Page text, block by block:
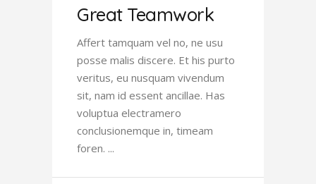
Great Teamwork
Affert tamquam vel no, ne usu
posse malis discere. Et his purto
veritus, eu nusquam vivendum
sit, nam id essent ancillae. Has
voluptua electramero
conclusionemque in, timeam
foren.